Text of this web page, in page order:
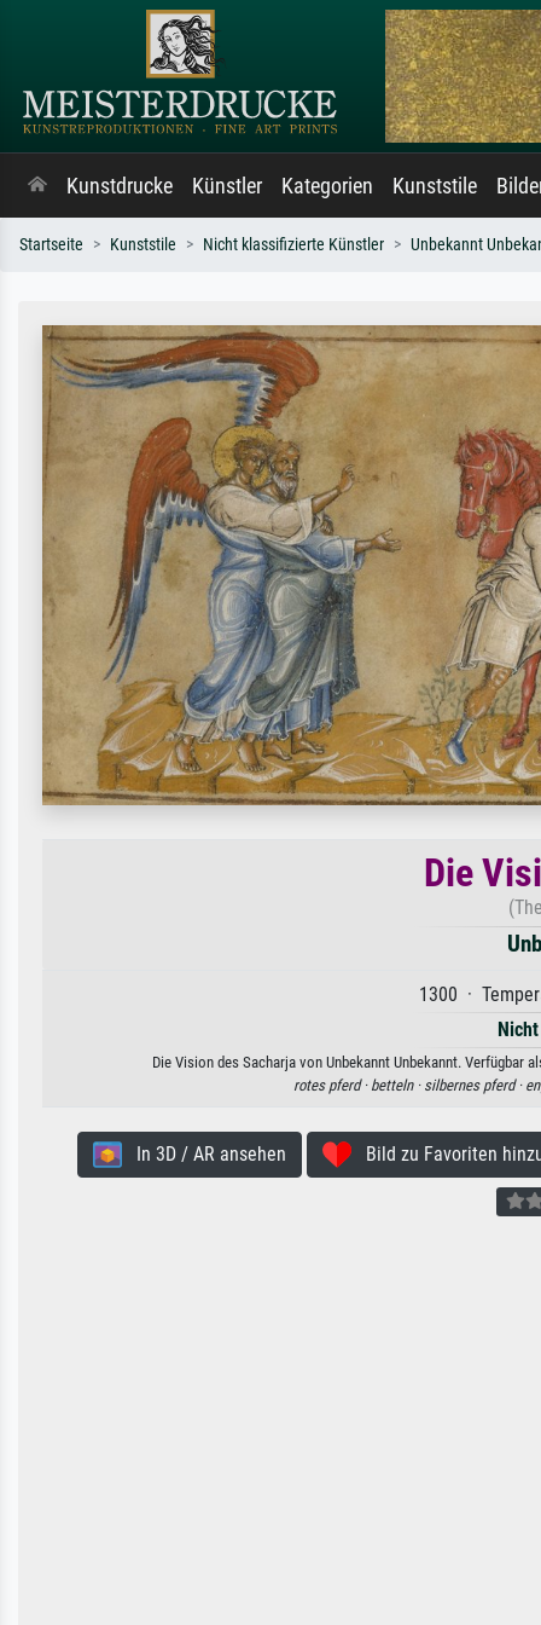
Kunstdrucke Künstler Kategorien Kunststile
Startseite Kunststile Nicht klassifizierte Künstler Unbekannt
Die
1300 ·
Die Vision des Sacharja von Unbekannt Unbekannt. Verfügbar
rotes pferd · betteln · silbernes pferd ·
In 3D / AR ansehen Bild zu Favoriten